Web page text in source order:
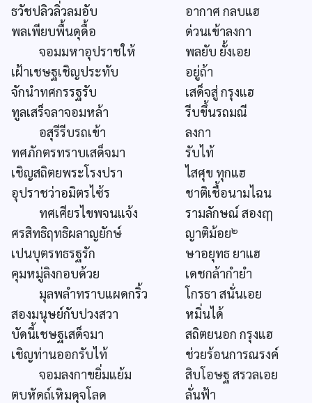
ธวัชปลิวลิ่วลมอับ
อากาศ กลบแฮ
พลเพียบพื้นดุดื้อ
ด่วนเข้าลงกา
จอมมหาอุปราชให้
พลยับ ยั้งเอย
เฝ้าเชษฐเชิญประทับ
อยู่ถ้า
จักนำทศกรรฐรับ
เสด็จสู่ กรุงแฮ
ทูลเสร็จลาจอมหล้า
รีบขึ้นรถมณี
อสุรีรีบรถเข้า
ลงกา
ทศภักตรทราบเสด็จมา
รับไท้
เชิญสถิตยพระโรงปรา
ไสศุข ทุกแฮ
อุปราชว่าอมิตรไซ้ร
ชาติเชื้อนามไฉน
ทศเศียรไขพจนแจ้ง
รามลักษณ์ สองฤๅ
ศรสิทธิฤทธิผลาญยักษ์
ญาติม้อย๒
เปนบุตรทธรฐรัก
ษาอยุทธ ยาแฮ
คุมหมู่ลิงกอบด้วย
เดชกล้ากำยำ
มุลพลำทราบแผดกริ้ว
โกรธา สนั่นเอย
สองมนุษย์กับปวงสวา
หมิ่นได้
บัดนี้เชษฐเสด็จมา
สถิตยนอก กรุงแฮ
เชิญท่านออกรับไท้
ช่วยร้อนการณรงค์
จอมลงกาขยิ่มแย้ม
สิบโอษฐ สรวลเอย
ตบหัดถ์เหิมดุจโลด
ลั่นฟ้า